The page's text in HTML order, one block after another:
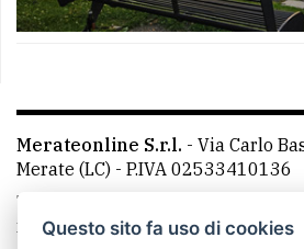
Merateonline S.r.l. - Via Carlo
Merate (LC) - P.IVA 02533410136
Telefono:
mail: redazione@leccoonline.com
Questo sito fa uso di cookies